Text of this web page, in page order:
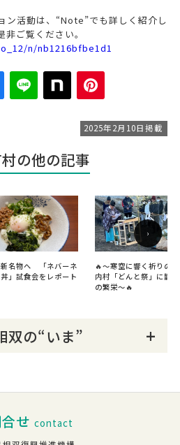
ン活動は、“Note”でも詳しく紹介し
ご覧ください。
n/nb1216bfbe1d1
2025年2月10日掲載
の他の記事
新名物へ 「ネバーネ
」試食会をレポート
🔥～寒空に響く祈りの
内村「どんと祭」に籠
の繁栄～🔥
›
双の“いま”
せ contact